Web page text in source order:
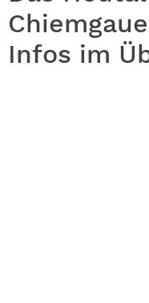
Infos im